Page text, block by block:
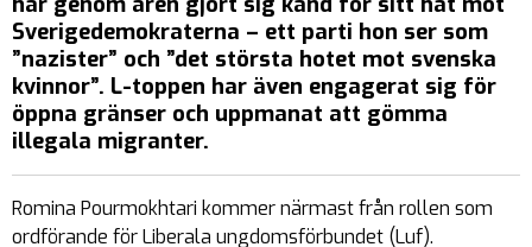
Sverigedemokraterna – ett parti hon ser som
”nazister” och ”det största hotet mot svenska
kvinnor”. L-toppen har även engagerat sig för
öppna gränser och uppmanat att gömma
illegala migranter.
Romina Pourmokhtari kommer närmast från rollen som
ordförande för Liberala ungdomsförbundet (Luf).